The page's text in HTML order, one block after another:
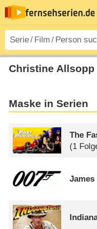
Christine Allsopp
Maske in Serien
The
(1
James